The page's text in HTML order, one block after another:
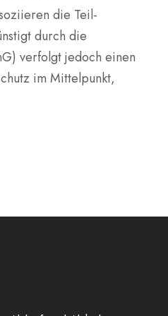
die Teil-
durch die
verfolgt jedoch einen
im Mittelpunkt,